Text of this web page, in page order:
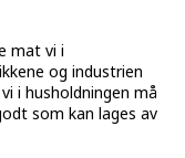
mat vi i
og industrien
i husholdningen må
som kan lages av